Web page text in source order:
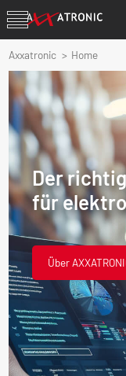
Axxatronic Home
Der
für
Über